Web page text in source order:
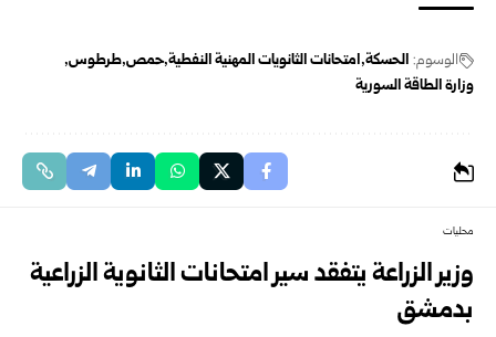
الوسوم: الحسكة امتحانات الثانويات المهنية النفطية حمص طرطوس
وزارة الطاقة السورية
محليات
وزير الزراعة يتفقد سير امتحانات الثانوية الزراعية
‏بدمشق